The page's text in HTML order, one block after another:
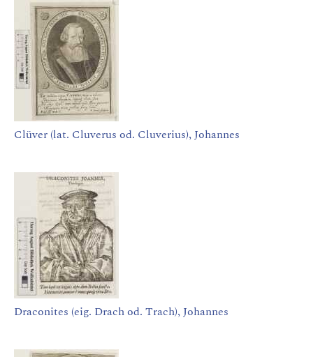
Clüver (lat. Cluverus od. Cluverius), Johannes
Draconites (eig. Drach od. Trach), Johannes